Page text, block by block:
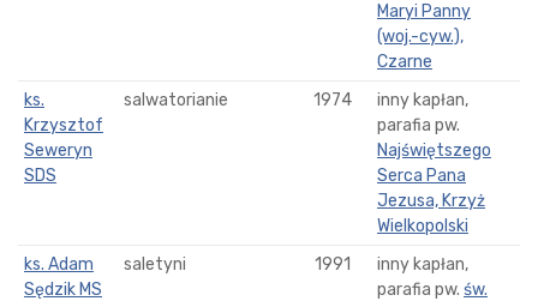
Maryi Panny
(woj.-cyw.),
Czarne
ks.
Krzysztof
Seweryn
SDS
salwatorianie 1974
inny kapłan,
parafia pw.
Najświętszego
Serca Pana
Jezusa, Krzyż
Wielkopolski
ks. Adam
Sędzik MS
saletyni 1991
inny kapłan,
parafia pw. św.